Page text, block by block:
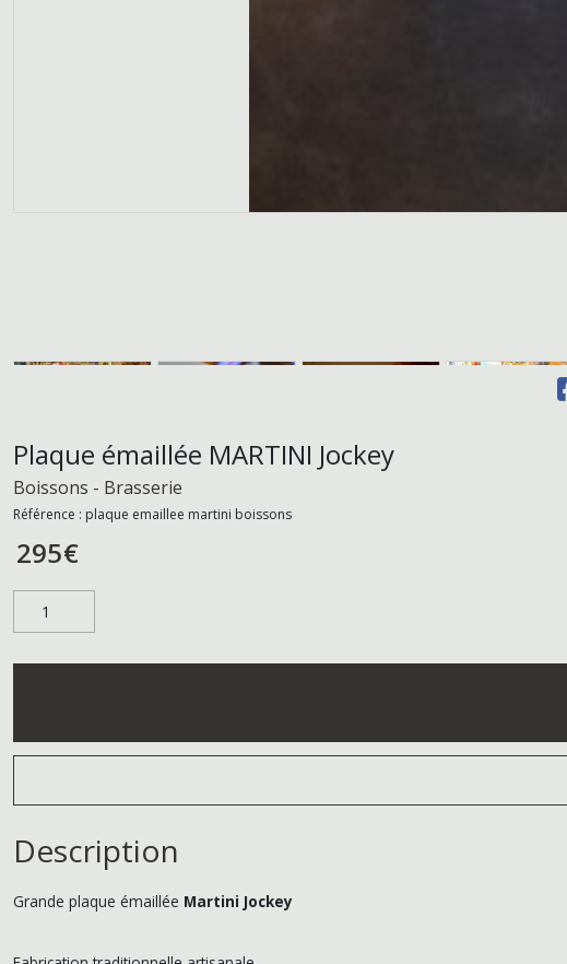
Plaque émaillée MARTINI Jockey
Boissons - Brasserie
Référence : plaque emaillee martini boissons
295€
Description
Grande plaque émaillée Martini Jockey